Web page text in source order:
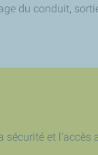
du conduit,
et l’accès